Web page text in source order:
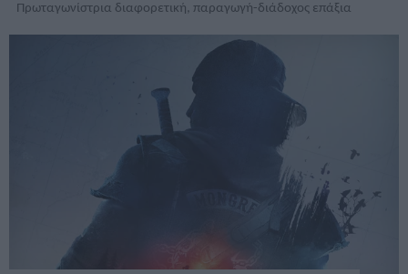
Πρωταγωνίστρια διαφορετική, παραγωγή-διάδοχος επάξια